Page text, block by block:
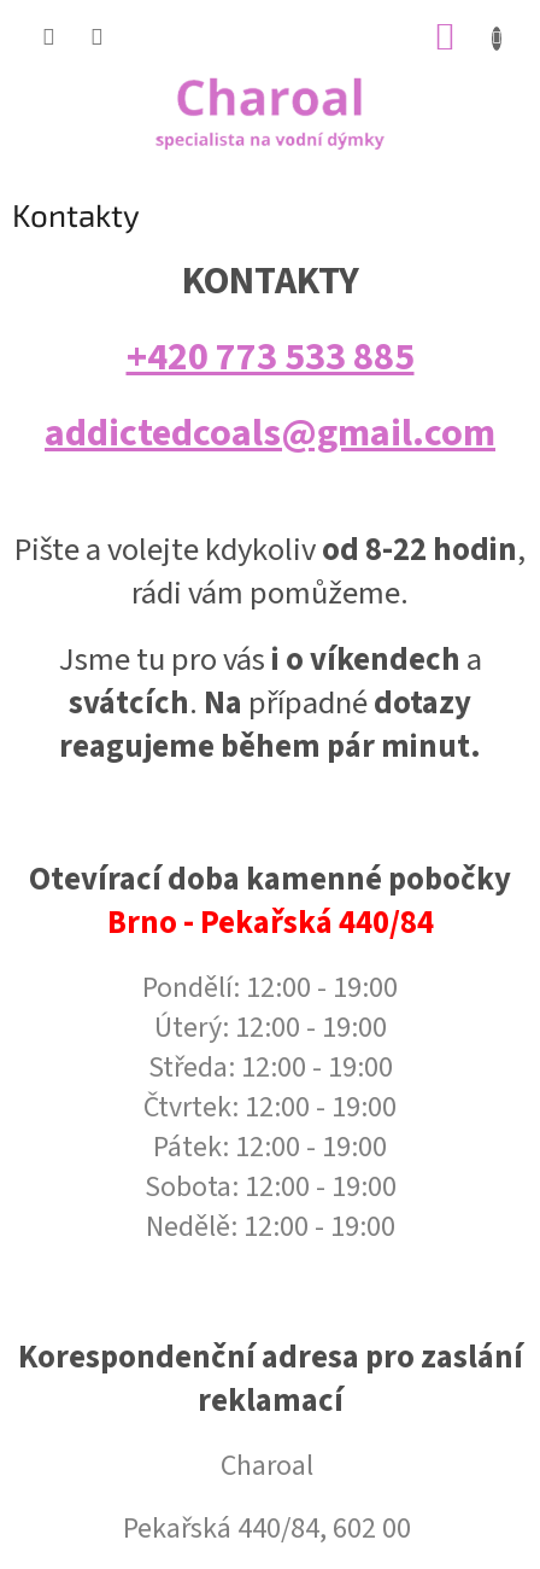
Kontakty
KONTAKTY
+420 773 533 885
addictedcoals@gmail.com
Pište a volejte kdykolivod 8-22 hodin,
rádi vám pomůžeme.
Jsme tu pro vási o víkendech a
svátcích. Na případnédotazy
reagujeme během pár minut.
Otevírací doba kamenné pobočky
Brno - Pekařská 440/84
Pondělí: 12:00 - 19:00
Úterý: 12:00 - 19:00
Středa: 12:00 - 19:00
Čtvrtek: 12:00 - 19:00
Pátek: 12:00 - 19:00
Sobota: 12:00 - 19:00
Nedělě: 12:00 - 19:00
Korespondenční adresa pro zaslání
reklamací
Charoal
Pekařská 440/84, 602 00